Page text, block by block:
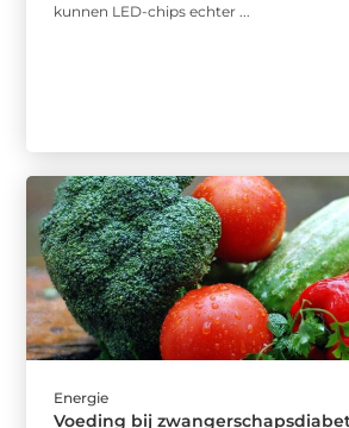
kunnen LED-chips echter ...
Energie
Voeding bij